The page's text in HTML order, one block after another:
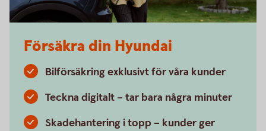
Försäkra din Hyundai
Bilförsäkring exklusivt för våra kunder
Teckna digitalt – tar bara några minuter
Skadehantering i topp – kunder ger